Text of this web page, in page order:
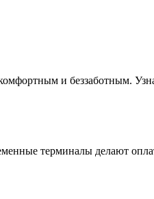
и беззаботным.
терминалы делают